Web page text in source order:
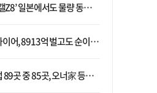
에서도 물량 동났다…애플 참전 앞두고 선두 수성 ‘시험대’
억 벌고도 순이익 2억…유럽 세부담에 이익 증발
, 오너家 등기임원 겸직…BS 46곳·SM 45곳 ‘족벌경영’ 고착화